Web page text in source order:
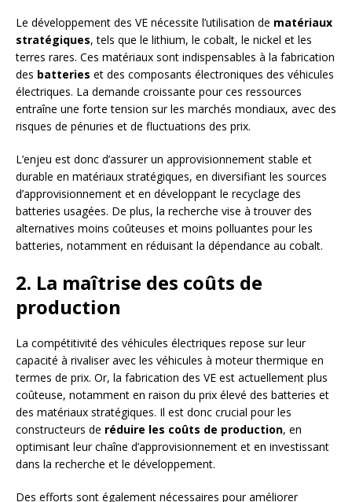
Le développement des VE nécessite l’utilisation de matériaux
stratégiques, tels que le lithium, le cobalt, le nickel et les
terres rares. Ces matériaux sont indispensables à la fabrication
des batteries et des composants électroniques des véhicules
électriques. La demande croissante pour ces ressources
entraîne une forte tension sur les marchés mondiaux, avec des
risques de pénuries et de fluctuations des prix.
L’enjeu est donc d’assurer un approvisionnement stable et
durable en matériaux stratégiques, en diversifiant les sources
d’approvisionnement et en développant le recyclage des
batteries usagées. De plus, la recherche vise à trouver des
alternatives moins coûteuses et moins polluantes pour les
batteries, notamment en réduisant la dépendance au cobalt.
2. La maîtrise des coûts de
production
La compétitivité des véhicules électriques repose sur leur
capacité à rivaliser avec les véhicules à moteur thermique en
termes de prix. Or, la fabrication des VE est actuellement plus
coûteuse, notamment en raison du prix élevé des batteries et
des matériaux stratégiques. Il est donc crucial pour les
constructeurs de réduire les coûts de production, en
optimisant leur chaîne d’approvisionnement et en investissant
dans la recherche et le développement.
Des efforts sont également nécessaires pour améliorer